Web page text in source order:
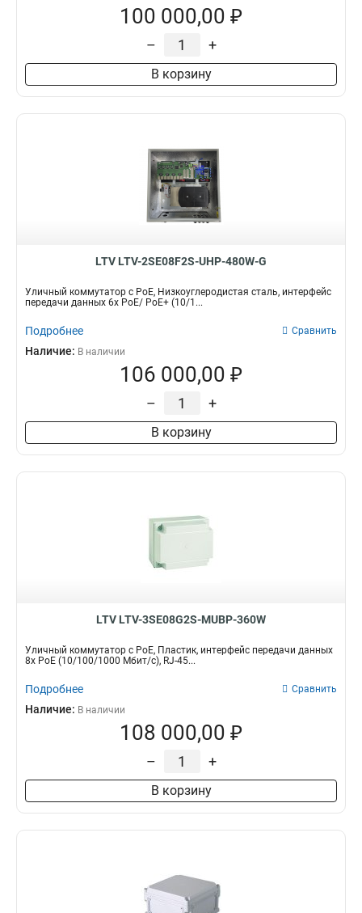
100 000,00 ₽
– +
В корзину
LTV LTV-2SE08F2S-UHP-480W-G
Уличный коммутатор с PoE, Низкоуглеродистая сталь, интерфейс
передачи данных 6x PoE/ PoE+ (10/1...
Подробнее Сравнить
Наличие: В наличии
106 000,00 ₽
– +
В корзину
LTV LTV-3SE08G2S-MUBP-360W
Уличный коммутатор с PoE, Пластик, интерфейс передачи данных
8x PoE (10/100/1000 Мбит/с), RJ-45...
Подробнее Сравнить
Наличие: В наличии
108 000,00 ₽
– +
В корзину